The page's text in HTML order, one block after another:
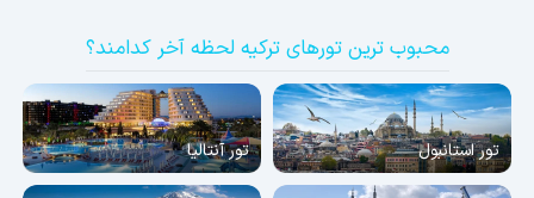
محبوب ترین تورهای ترکیه لحظه آخر کدامند؟
تور استانبول تور آنتالیا